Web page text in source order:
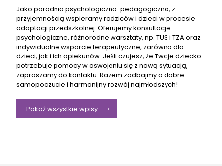
Jako poradnia psychologiczno-pedagogiczna, z
przyjemnością wspieramy rodziców i dzieci w procesie
adaptacji przedszkolnej. Oferujemy konsultacje
psychologiczne, różnorodne warsztaty, np. TUS i TZA oraz
indywidualne wsparcie terapeutyczne, zarówno dla
dzieci, jak i ich opiekunów. Jeśli czujesz, że Twoje dziecko
potrzebuje pomocy w oswojeniu się z nową sytuacją,
zapraszamy do kontaktu. Razem zadbajmy o dobre
samopoczucie i harmonijny rozwój najmłodszych!
Pokaż wszystkie wpisy